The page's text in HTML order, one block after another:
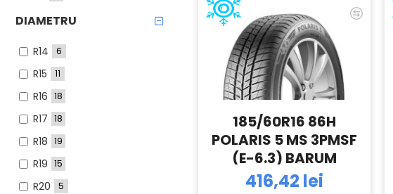
DIAMETRU
R14 6
R15 11
R16 18
R17 18
R18 19
R19 15
R20 5
185/60R16 86H
POLARIS 5 MS 3PMSF
(E-6.3) BARUM
416,42 lei